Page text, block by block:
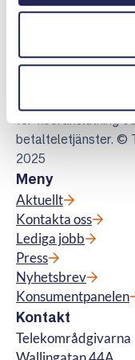
Telekområdgivarna
kostnadsfri
för fiberanslutning
betalteletjänster. ©
2025
Meny
Aktuellt
Kontakta oss
Lediga jobb
Press
Nyhetsbrev
Konsumentpanelen
Kontakt
Telekområdgivarna